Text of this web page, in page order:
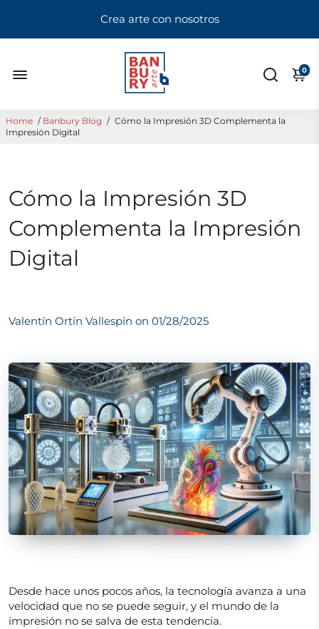
Crea arte con nosotros
0
Home / Banbury Blog / Cómo la Impresión 3D Complementa la
Impresión Digital
Cómo la Impresión 3D
Complementa la Impresión
Digital
Valentín Ortín Vallespín on 01/28/2025
Desde hace unos pocos años, la tecnología avanza a una
velocidad que no se puede seguir, y el mundo de la
impresión no se salva de esta tendencia.